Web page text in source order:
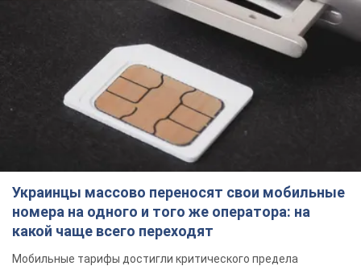
Украинцы массово переносят свои мобильные
номера на одного и того же оператора: на
какой чаще всего переходят
Мобильные тарифы достигли критического предела